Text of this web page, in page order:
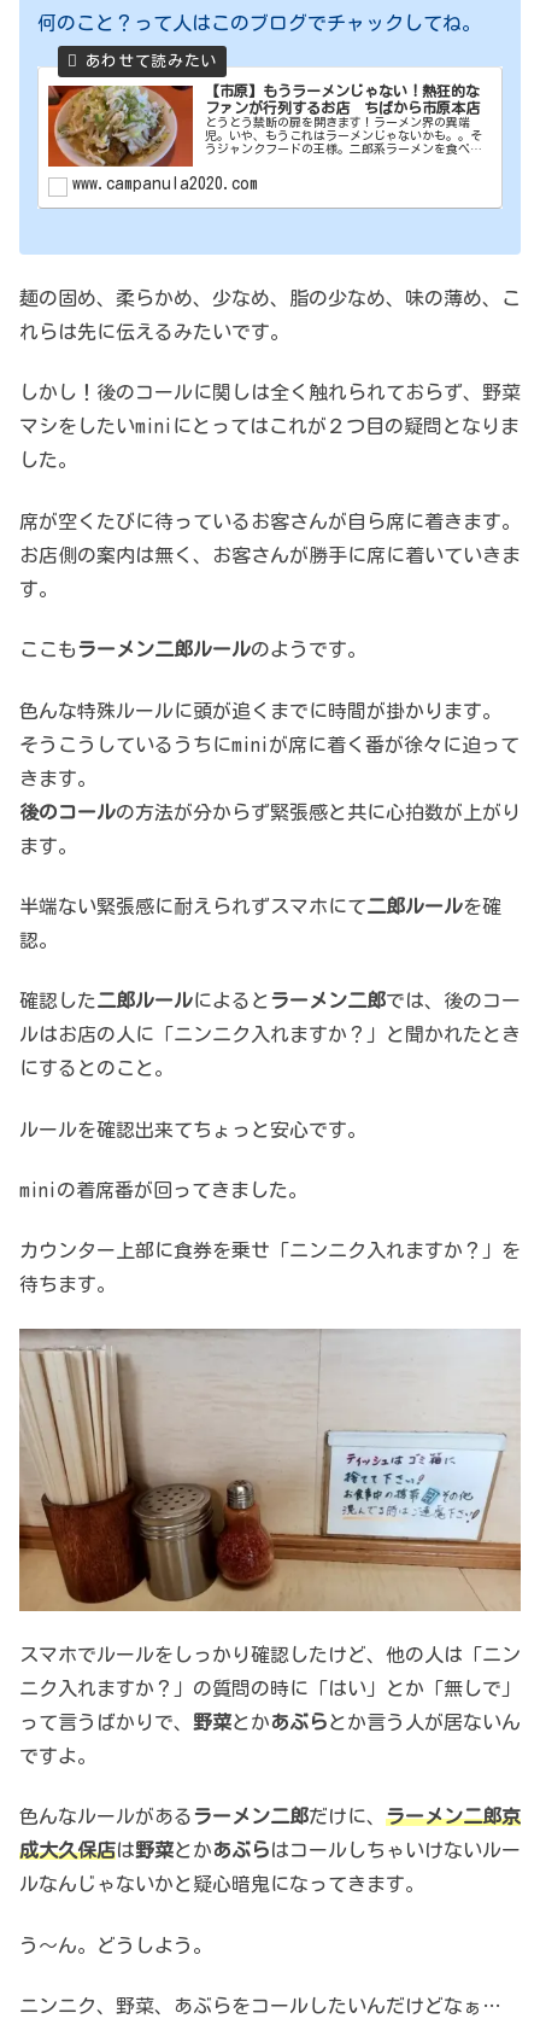
何のこと？って人はこのブログでチャックしてね。
【市原】もうラーメンじゃない！熱狂的な
ファンが行列するお店 ちばから市原本店
とうとう禁断の扉を開きます！ラーメン界の異端
児。いや、もうこれはラーメンじゃないかも。。そ
うジャンクフードの王様。二郎系ラーメンを食べて
系ラーメン屋であるちばから市原本店です。いつお
店の前を通っ...
www.campanula2020.com
麺の固め、柔らかめ、少なめ、脂の少なめ、味の薄め、こ
れらは先に伝えるみたいです。
しかし！後のコールに関しは全く触れられておらず、野菜
マシをしたいminiにとってはこれが２つ目の疑問となりま
した。
席が空くたびに待っているお客さんが自ら席に着きます。
お店側の案内は無く、お客さんが勝手に席に着いていきま
す。
ここもラーメン二郎ルールのようです。
色んな特殊ルールに頭が追くまでに時間が掛かります。
そうこうしているうちにminiが席に着く番が徐々に迫って
きます。
後のコールの方法が分からず緊張感と共に心拍数が上がり
ます。
半端ない緊張感に耐えられずスマホにて二郎ルールを確
認。
確認した二郎ルールによると ラーメン二郎では、後のコー
ルはお店の人に「ニンニク入れますか？」と聞かれたとき
にするとのこと。
ルールを確認出来てちょっと安心です。
miniの着席番が回ってきました。
カウンター上部に食券を乗せ「ニンニク入れますか？」を
待ちます。
スマホでルールをしっかり確認したけど、他の人は「ニン
ニク入れますか？」の質問の時に「はい」とか「無しで」
って言うばかりで、 野菜とかあぶらとか言う人が居ないん
ですよ。
色んなルールがあるラーメン二郎だけに、 ラーメン二郎京
成大久保店は野菜とかあぶらはコールしちゃいけないルー
ルなんじゃないかと疑心暗鬼になってきます。
う～ん。どうしよう。
ニンニク、野菜、あぶらをコールしたいんだけどなぁ…